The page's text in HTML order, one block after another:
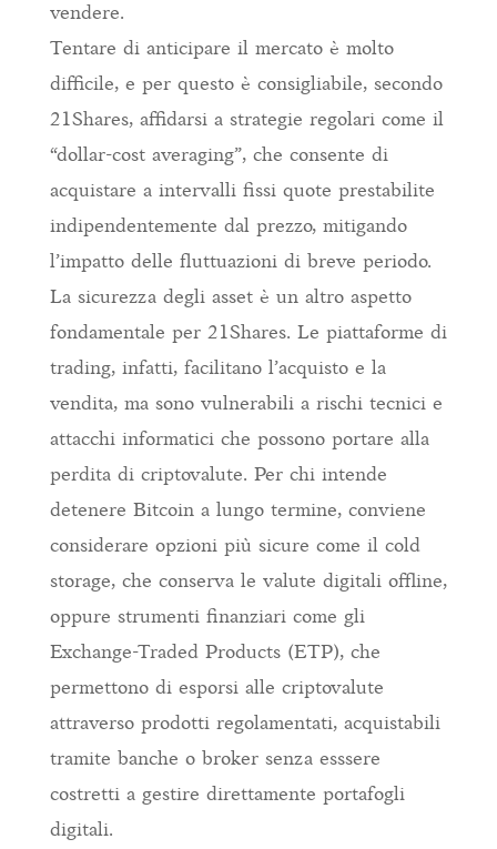
vendere.
Tentare di anticipare il mercato è molto
difficile, e per questo è consigliabile, secondo
21Shares, affidarsi a strategie regolari come il
“dollar-cost averaging”, che consente di
acquistare a intervalli fissi quote prestabilite
indipendentemente dal prezzo, mitigando
l’impatto delle fluttuazioni di breve periodo.
La sicurezza degli asset è un altro aspetto
fondamentale per 21Shares. Le piattaforme di
trading, infatti, facilitano l’acquisto e la
vendita, ma sono vulnerabili a rischi tecnici e
attacchi informatici che possono portare alla
perdita di criptovalute. Per chi intende
detenere Bitcoin a lungo termine, conviene
considerare opzioni più sicure come il cold
storage, che conserva le valute digitali offline,
oppure strumenti finanziari come gli
Exchange-Traded Products (ETP), che
permettono di esporsi alle criptovalute
attraverso prodotti regolamentati, acquistabili
tramite banche o broker senza esssere
costretti a gestire direttamente portafogli
digitali.